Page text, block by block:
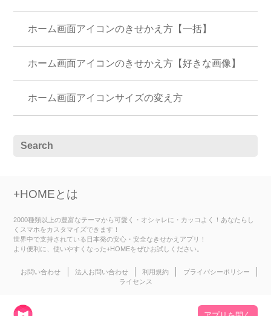
ホーム画面アイコンのきせかえ方【一括】
ホーム画面アイコンのきせかえ方【好きな画像】
ホーム画面アイコンサイズの変え方
+HOMEとは
2000種類以上の豊富なテーマから可愛く・オシャレに・カッコよく！あなたらし
くスマホをカスタマイズできます！
世界中で支持されている日本発の安心・安全なきせかえアプリ！
より便利に、使いやすくなった+HOMEをぜひお試しください。
お問い合わせ 法人お問い合わせ 利用規約
プライバシーポリシー
ライセンス